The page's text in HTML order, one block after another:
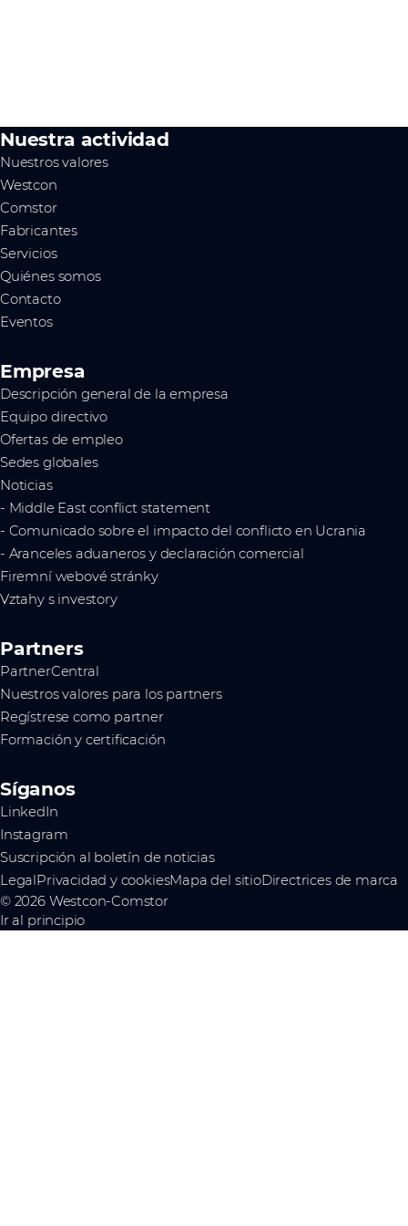
Nuestra actividad
Nuestros valores
Westcon
Comstor
Fabricantes
Servicios
Quiénes somos
Contacto
Eventos
Empresa
Descripción general de la empresa
Equipo directivo
Ofertas de empleo
Sedes globales
Noticias
- Middle East conflict statement
- Comunicado sobre el impacto del conflicto en Ucrania
- Aranceles aduaneros y declaración comercial
Firemní webové stránky
Vztahy s investory
Partners
PartnerCentral
Nuestros valores para los partners
Regístrese como partner
Formación y certificación
Síganos
LinkedIn
Instagram
Suscripción al boletín de noticias
LegalPrivacidad y cookiesMapa del sitioDirectrices de marca
© 2026 Westcon-Comstor
Ir al principio